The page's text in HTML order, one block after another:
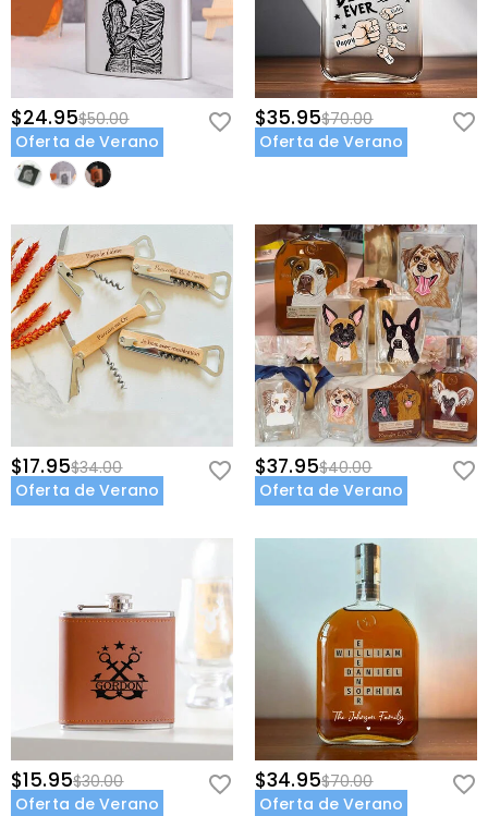
consulte nuestra
60 Días de Devolución .
$24.95$50.00
Oferta de Verano
$35.95$70.00
Oferta de Verano
$17.95$34.00
Oferta de Verano
$37.95$40.00
Oferta de Verano
$15.95$30.00
Oferta de Verano
$34.95$70.00
Oferta de Verano